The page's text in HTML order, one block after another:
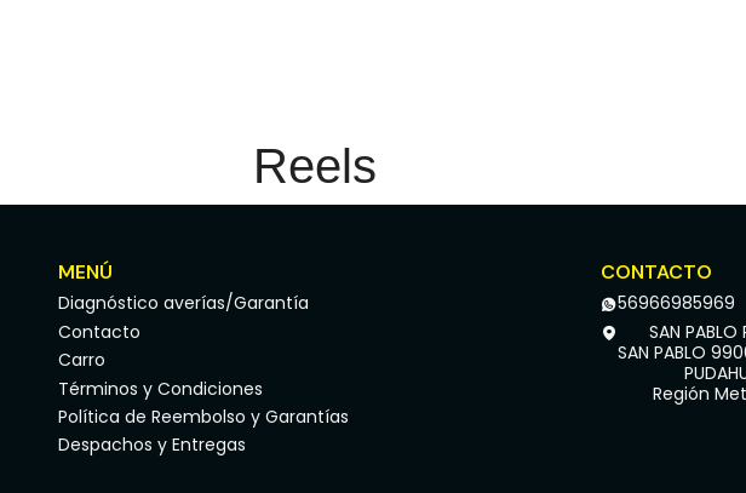
Reels
MENÚ
Diagnóstico averías/Garantía
Contacto
Carro
Términos y Condiciones
Política de Reembolso y Garantías
Despachos y Entregas
CONTACTO
56966985969
SAN PABLO
SAN PABLO
Región